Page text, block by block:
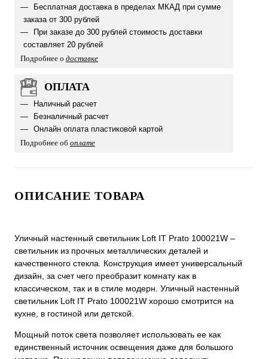
Бесплатная доставка в пределах МКАД при сумме
заказа от 300 рублей
При заказе до 300 рублей стоимость доставки
составляет 20 рублей
Подробнее о доставке
ОПЛАТА
Наличный расчет
Безналичный расчет
Онлайн оплата пластиковой картой
Подробнее об оплате
ОПИСАНИЕ ТОВАРА
Уличный настенный светильник Loft IT Prato 100021W –
светильник из прочных металлических деталей и
качественного стекла. Конструкция имеет универсальный
дизайн, за счет чего преобразит комнату как в
классическом, так и в стиле модерн. Уличный настенный
светильник Loft IT Prato 100021W хорошо смотрится на
кухне, в гостиной или детской.
Мощный поток света позволяет использовать ее как
единственный источник освещения даже для большого